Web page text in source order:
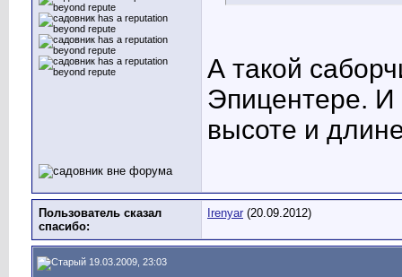
А такой
Эпицентере.
высоте и
Пользователь сказал
cпасибо:
Irenyar (20.09.2012)
19.03.2009, 23:03